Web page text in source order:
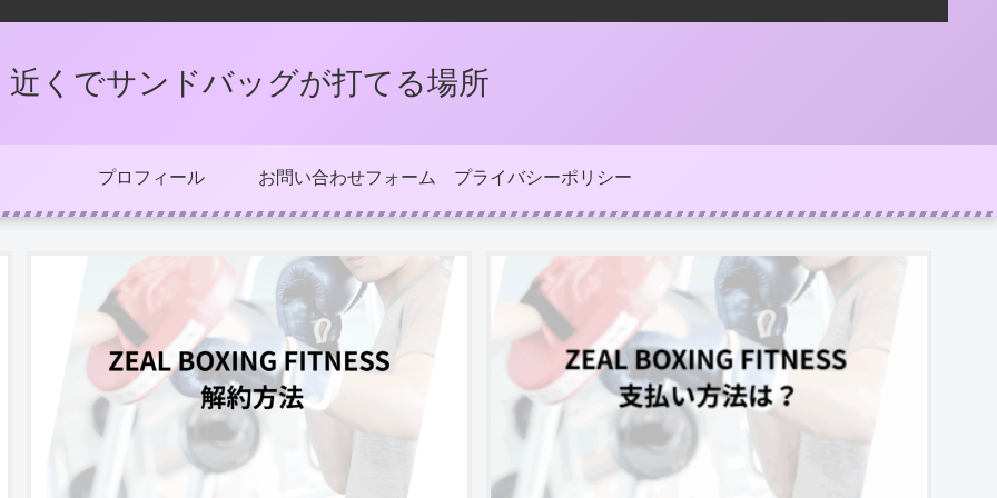
近くでサンドバッグが打てる場所
プロフィール お問い合わせフォーム プライバシーポリシー